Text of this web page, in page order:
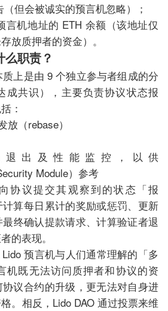
但会被诚实的预言机忽略）；
言机地址的 ETH 余额（该地址仅
放质押者的资金）。
职责？
上是由 9 个独立参与者组成的分
成共识），主要负责协议状态报
：
放（rebase）
退出及性能监控，以供
Module）参考
协议提交其观察到的状态「报
算每日累计的奖励或惩罚、更新
终确认提款请求、计算验证者退
的表现。
预言机与人们通常理解的「多
机既无法访问质押者和协议的资
议合约的升级，更无法对自身进
。相反，Lido DAO 通过投票来维